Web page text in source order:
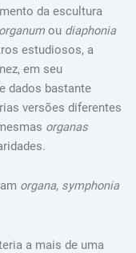
da escultura
organumou diaphonia
estudiosos, a
em seu
dados bastante
versões diferentes
organas
organa, symphonia
a mais de uma